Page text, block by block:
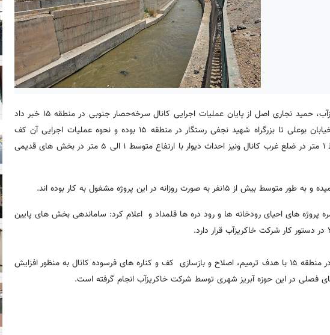
به نقل از روابط عمومی شرکت خاکریزآب، حمید نجاری اصل از پایان عملیات اجرایی کانال سرخه‌حصار جنوبی در منطقه ۱۵ خبر داد
و گفت: این پروژه به طول کلی ۱۵۷۰ متر حدفاصل خیابان بوعلی تا بزرگراه شهید نجفی رستگار در منطقه ۱۵ بوده و نحوه عملیات اجرایی آن کف
سازی و اجرای دیوار های بتنی مسلح با ارتفاع متوسط ۱ متر در ضلع غرب کانال ونیز احداث دیوار با ارتفاع متوسط ۱ الی ۵ متر در بخش های قدیمی
پروژه های احیای رودخانه ها و رود دره ها قلمداد و اعلام کرد: ساماندهی بخش های پایین
شایان ذکر است پروژه ساماندهی کانال سرخه حصار در منطقه ۱۵ با هدف ترمیم، اصلاح و بازسازی کف و کناره های فرسوده کانال به منظور افزایش
فصلی در این حوزه آبریز شهری توسط شرکت خاکریزآب انجام گرفته است.